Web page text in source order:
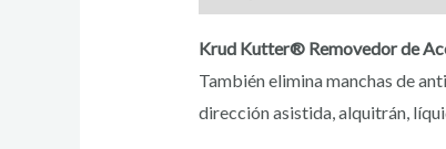
Krud Kutter® Removedor de
También elimina manchas de
dirección asistida, alquitrán,